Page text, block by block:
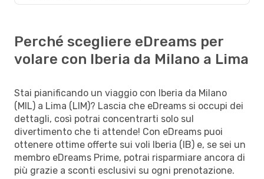
Perché scegliere eDreams per
volare con Iberia da Milano a Lima
Stai pianificando un viaggio con Iberia da Milano
(MIL) a Lima (LIM)? Lascia che eDreams si occupi dei
dettagli, così potrai concentrarti solo sul
divertimento che ti attende! Con eDreams puoi
ottenere ottime offerte sui voli Iberia (IB) e, se sei un
membro eDreams Prime, potrai risparmiare ancora di
più grazie a sconti esclusivi su ogni prenotazione.